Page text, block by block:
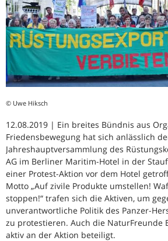
© Uwe Hiksch
12.08.2019 | Ein breites Bündnis aus
Friedensbewegung hat sich anlässlich
Jahreshauptversammlung des
AG im Berliner Maritim-Hotel in der
einer Protest-Aktion vor dem Hotel
Motto „Auf zivile Produkte umstellen!
stoppen!“ trafen sich die Aktiven, um
unverantwortliche Politik des Panzer-
zu protestieren. Auch die NaturFreunde
aktiv an der Aktion beteiligt.